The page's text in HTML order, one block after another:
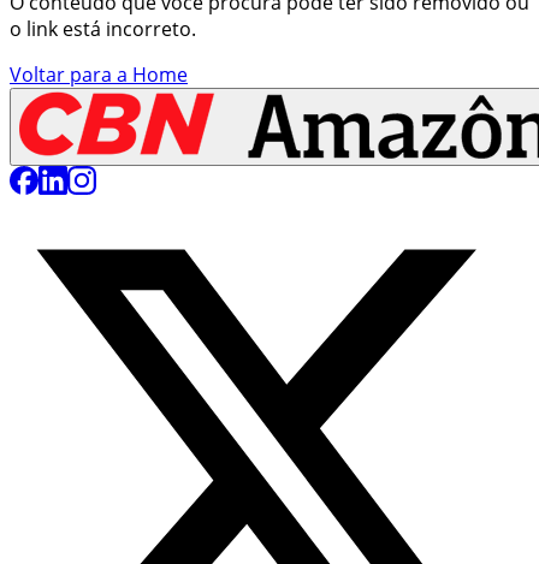
o link está incorreto.
Voltar para a Home